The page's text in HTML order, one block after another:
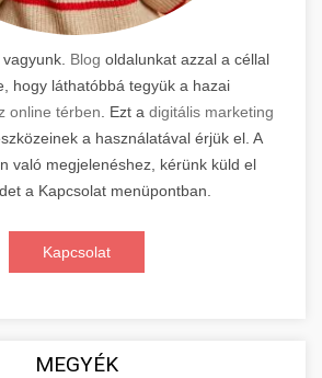
Blog oldalunkat azzal a céllal
hogy láthatóbbá tegyük a hazai
online térben . Ezt a digitális marketing
a használatával érjük el. A
való megjelenéshez, kérünk küld el
a Kapcsolat menüpontban.
Kapcsolat
MEGYÉK